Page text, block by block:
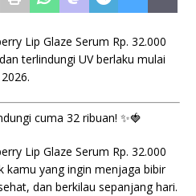
Lip Glaze Serum Rp. 32.000
terlindungi UV berlaku mulai
cuma 32 ribuan! ✨🍓
Lip Glaze Serum Rp. 32.000
kamu yang ingin menjaga bibir
dan berkilau sepanjang hari.